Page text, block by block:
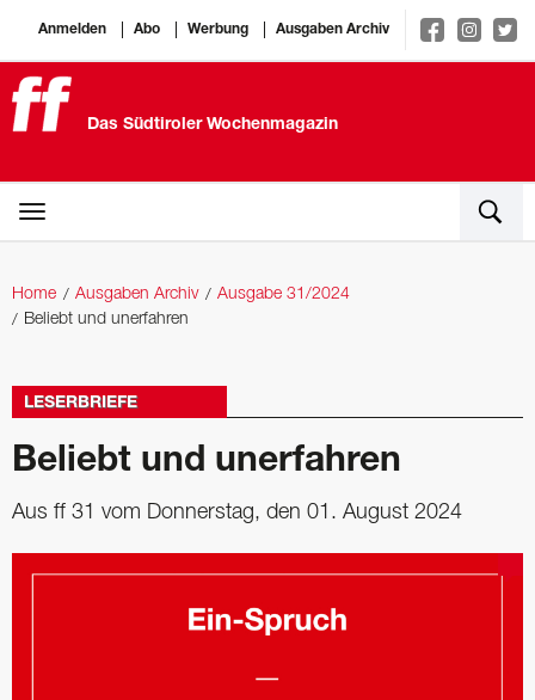
Anmelden Abo Werbung Ausgaben Archiv
Das Südtiroler Wochenmagazin
Home Ausgaben Archiv
Ausgabe 31/2024
Beliebt und unerfahren
LESERBRIEFE
Beliebt und unerfahren
Aus ff 31 vom Donnerstag, den 01. August 2024